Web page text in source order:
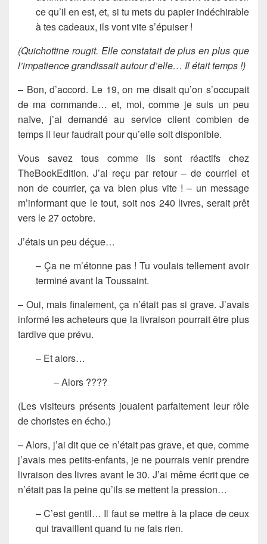
ce qu’il en est, et, si tu mets du papier indéchirable
à tes cadeaux, ils vont vite s’épuiser !
(Quichottine rougit. Elle constatait de plus en plus que
l’impatience grandissait autour d’elle… Il était temps !)
– Bon, d’accord. Le 19, on me disait qu’on s’occupait
de ma commande… et, moi, comme je suis un peu
naïve, j’ai demandé au service client combien de
temps il leur faudrait pour qu’elle soit disponible.
Vous savez tous comme ils sont réactifs chez
TheBookEdition. J’ai reçu par retour – de courriel et
non de courrier, ça va bien plus vite ! – un message
m’informant que le tout, soit nos 240 livres, serait prêt
vers le 27 octobre.
J’étais un peu déçue…
– Ça ne m’étonne pas ! Tu voulais tellement avoir
terminé avant la Toussaint.
– Oui, mais finalement, ça n’était pas si grave. J’avais
informé les acheteurs que la livraison pourrait être plus
tardive que prévu.
– Et alors…
– Alors ????
(Les visiteurs présents jouaient parfaitement leur rôle
de choristes en écho.)
– Alors, j’ai dit que ce n’était pas grave, et que, comme
j’avais mes petits-enfants, je ne pourrais venir prendre
livraison des livres avant le 30. J’ai même écrit que ce
n’était pas la peine qu’ils se mettent la pression…
– C’est gentil… Il faut se mettre à la place de ceux
qui travaillent quand tu ne fais rien.